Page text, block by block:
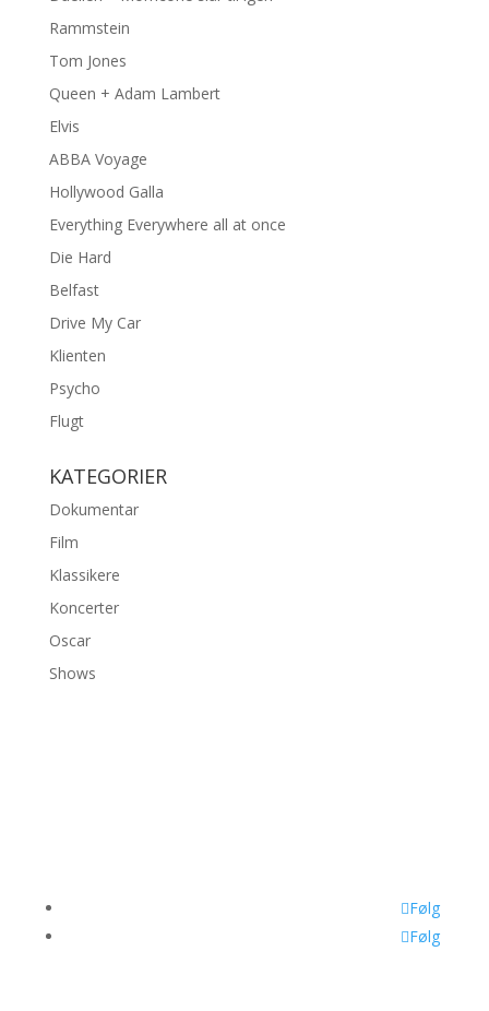
Rammstein
Tom Jones
Queen + Adam Lambert
Elvis
ABBA Voyage
Hollywood Galla
Everything Everywhere all at once
Die Hard
Belfast
Drive My Car
Klienten
Psycho
Flugt
KATEGORIER
Dokumentar
Film
Klassikere
Koncerter
Oscar
Shows
Følg
Følg